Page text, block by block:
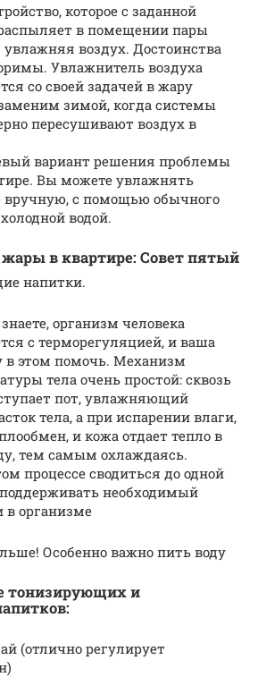
которое с заданной
в помещении пары
воздух. Достоинства
Увлажнитель воздуха
со своей задачей в жару
зимой, когда системы
пересушивают воздух в
вариант решения проблемы
Вы можете увлажнять
вручную, с помощью обычного
водой.
жары в квартире: Совет пятый
напитки.
организм человека
с терморегуляцией, и ваша
в этом помочь. Механизм
тела очень простой: сквозь
пот, увлажняющий
тела, а при испарении влаги,
и кожа отдает тепло в
тем самым охлаждаясь.
процессе сводиться до одной
необходимый
в организме
Особенно важно пить воду
тонизирующих и
(отлично регулирует